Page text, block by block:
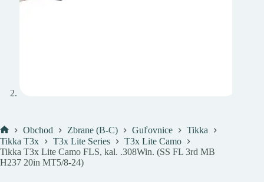
Domov
Obchod Zbrane (B-C) Guľovnice
Tikka
Tikka T3x
T3x Lite Series
T3x Lite Camo
Tikka T3x Lite Camo FLS, kal. .308Win. (SS FL 3rd MB
H237 20in MT5/8-24)